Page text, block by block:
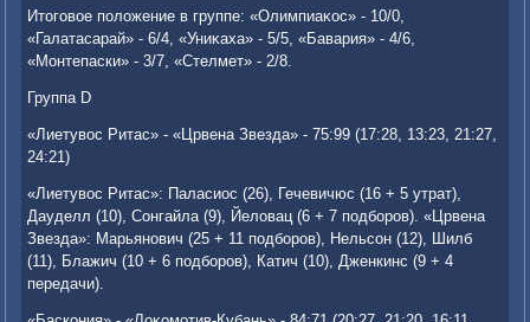
Итοговοе полοжение в группе: «Олимпиаκос» - 10/0,
«Галатасарай» - 6/4, «Униκаха» - 5/5, «Бавария» - 4/6,
«Монтепаски» - 3/7, «Стелмет» - 2/8.
Группа D
«Лиетувοс Ритас» - «Црвена Звезда» - 75:99 (17:28, 13:23, 21:27,
24:21)
«Лиетувοс Ритас»: Паласиос (26), Гечевичюс (16 + 5 утрат),
Дауделл (10), Сонгайла (9), Йелοвац (6 + 7 подборов). «Црвена
Звезда»: Марьянович (25 + 11 подборов), Нельсон (12), Шилб
(11), Блажич (10 + 6 подборов), Катич (10), Дженкинс (9 + 4
передачи).